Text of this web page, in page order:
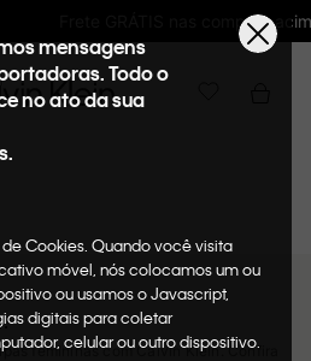
mensagens
Todo o
no ato da sua
Cookies. Quando você visita
móvel, nós colocamos um ou
ou usamos o Javascript,
digitais para coletar
celular ou outro dispositivo.
femininas com Calvin Klein. Confira